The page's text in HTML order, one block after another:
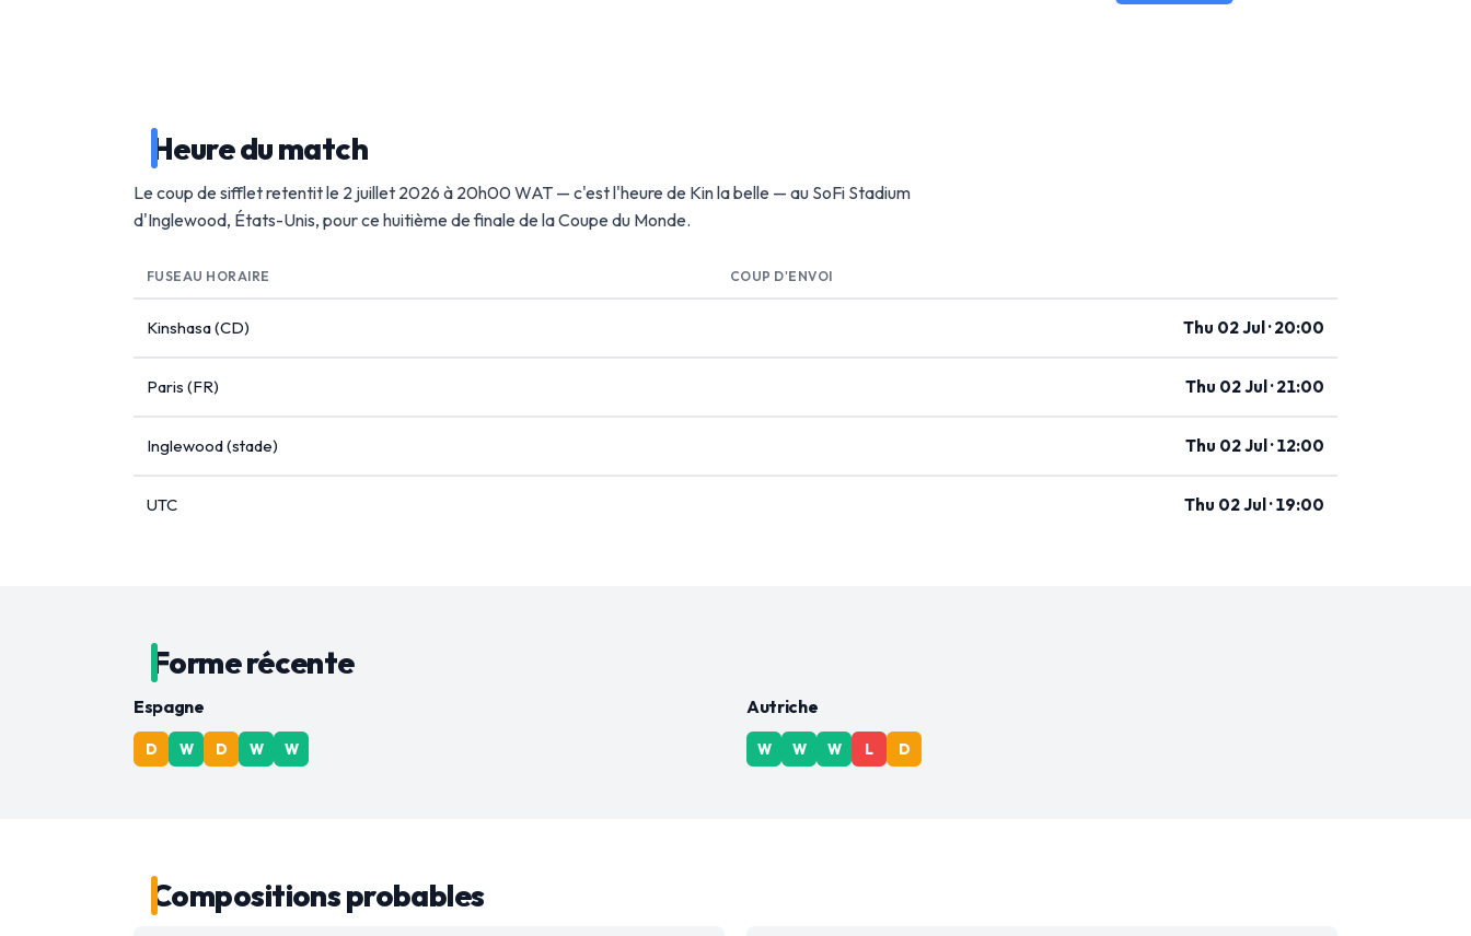
Heure du match
Le coup de sifflet retentit le 2 juillet 2026 à 20h00 WAT — c'est l'heure de Kin la belle — au SoFi Stadium
d'Inglewood, États-Unis, pour ce huitième de finale de la Coupe du Monde.
FUSEAU HORAIRE COUP D'ENVOI
Kinshasa (CD) Thu 02 Jul · 20:00
Paris (FR) Thu 02 Jul · 21:00
Inglewood (stade) Thu 02 Jul · 12:00
UTC Thu 02 Jul · 19:00
Forme récente
Espagne
D W D W W
Autriche
W W W L D
Compositions probables